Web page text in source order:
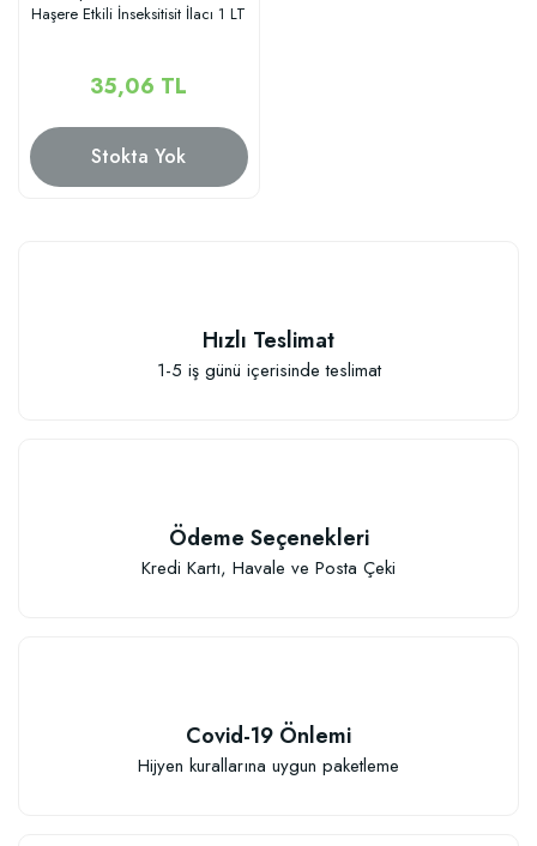
Haşere Etkili İnseksitisit İlacı 1 LT
35,06 TL
Stokta Yok
Hızlı Teslimat
1-5 iş günü içerisinde teslimat
Ödeme Seçenekleri
Kredi Kartı, Havale ve Posta Çeki
Covid-19 Önlemi
Hijyen kurallarına uygun paketleme